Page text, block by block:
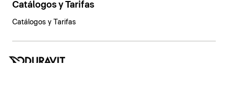
Catálogos y Tarifas
Catálogos y Tarifas